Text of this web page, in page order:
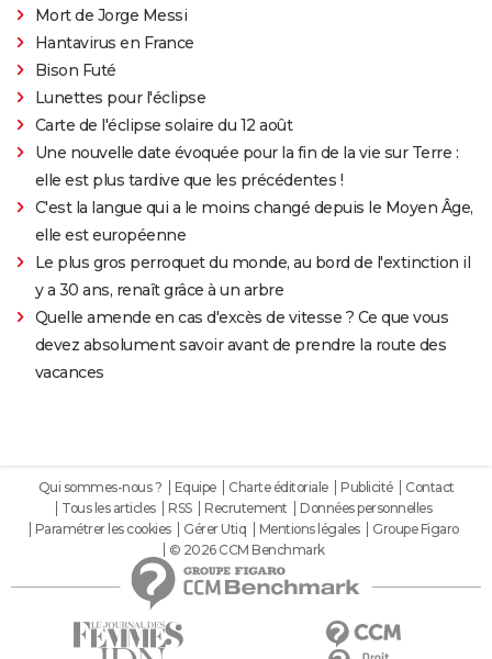
Mort de Jorge Messi
Hantavirus en France
Bison Futé
Lunettes pour l'éclipse
Carte de l'éclipse solaire du 12 août
Une nouvelle date évoquée pour la fin de la vie sur Terre :
elle est plus tardive que les précédentes !
C'est la langue qui a le moins changé depuis le Moyen Âge,
elle est européenne
Le plus gros perroquet du monde, au bord de l'extinction il
y a 30 ans, renaît grâce à un arbre
Quelle amende en cas d'excès de vitesse ? Ce que vous
devez absolument savoir avant de prendre la route des
vacances
Qui sommes-nous ? Equipe Charte éditoriale Publicité
Contact
Tous les articles
RSS Recrutement
Données personnelles
Paramétrer les cookies
Gérer Utiq Mentions légales
Groupe Figaro
© 2026 CCM Benchmark